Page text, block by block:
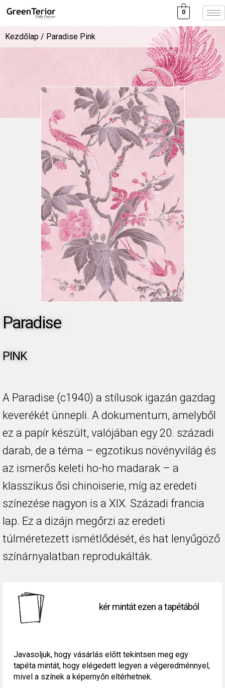
0
Kezdőlap / Paradise Pink
Paradise
PINK
A Paradise (c1940) a stílusok igazán gazdag
keverékét ünnepli. A dokumentum, amelyből
ez a papír készült, valójában egy 20. századi
darab, de a téma – egzotikus növényvilág és
az ismerős keleti ho-ho madarak – a
klasszikus ősi chinoiserie, míg az eredeti
színezése nagyon is a XIX. Századi francia
lap. Ez a dizájn megőrzi az eredeti
túlméretezett ismétlődését, és hat lenyűgöző
színárnyalatban reprodukálták.
kér mintát ezen a tapétából
Javasoljuk, hogy vásárlás előtt tekintsen meg egy
tapéta mintát, hogy elégedett legyen a végeredménnyel,
mivel a színek a képernyőn eltérhetnek.